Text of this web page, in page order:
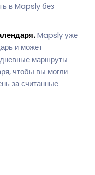
в Mapsly без
Mapsly уже
и может
маршруты
чтобы вы могли
за считанные